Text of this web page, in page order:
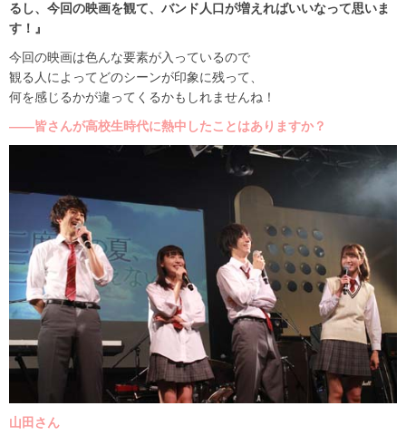
るし、今回の映画を観て、バンド人口が増えればいいなって思いま
す！』
今回の映画は色んな要素が入っているので
観る人によってどのシーンが印象に残って、
何を感じるかが違ってくるかもしれませんね！
――皆さんが高校生時代に熱中したことはありますか？
山田さん